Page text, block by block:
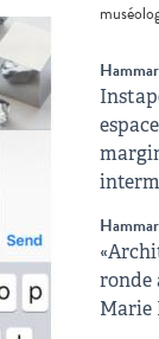
ronde
Marie